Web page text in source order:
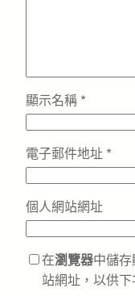
顯示名稱 *
電子郵件地址 *
個人網站網址
在瀏覽器中儲
站網址，以供下